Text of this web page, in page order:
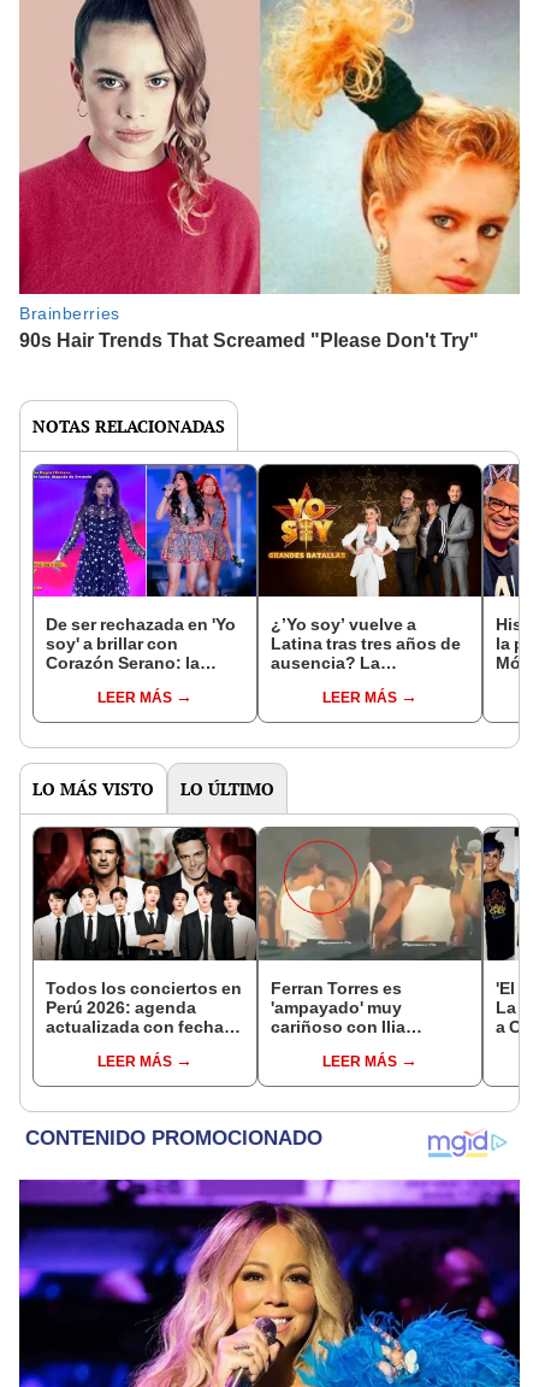
NOTAS RELACIONADAS
De ser rechazada en 'Yo
soy' a brillar con
Corazón Serano: la
Fernández, la popular
'Chica rap'
LEER MÁS
¿’Yo soy’ vuelve a
Latina tras tres años de
ausencia? La
confirmaría su regreso
LEER MÁS
la
Pati
LO MÁS VISTO LO ÚLTIMO
Todos los conciertos en
Perú 2026: agenda
actualizada con fechas,
LEER MÁS
Ferran Torres es
'ampayado' muy
cariñoso con Ilia
artes marciales, y
desata gran revuelo en
LEER MÁS
'El
La
a